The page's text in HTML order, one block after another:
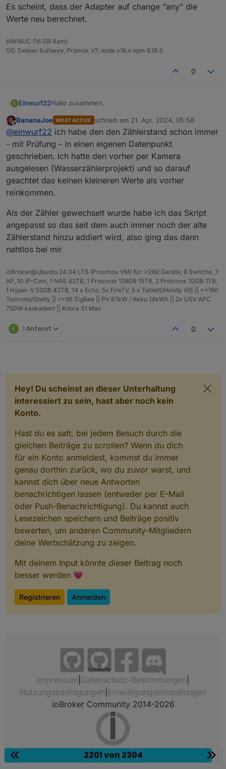
Es scheint, dass der Adapter auf change "any" die
Werte neu berechnet.
HW:NUC (16 GB Ram)
OS: Debian Bullseye, Promox V7, node v16.x npm 8.19.3
0
E Einwurf22Hallo zusammen,
was für möglichkeiten gibt es bei einem
Zählerwechsel, was muss genau angepasst
werden? Wenn die neuen Werte getrackert werden
dann erscheinen negative Werte und negativer
Kostenverbrauch.
LG
Offline
BananaJoe MOST ACTIVE schrieb am 21. Apr. 2024, 05:58
zuletzt editiert von
@einwurf22 ich habe den den Zählerstand schon immer
- mit Prüfung - in einen eigenen Datenpunkt
geschrieben. Ich hatte den vorher per Kamera
ausgelesen (Wasserzählerprojekt) und so darauf
geachtet das keinen kleineren Werte als vorher
reinkommen.
Als der Zähler gewechselt wurde habe ich das Skript
angepasst so das seit dem auch immer noch der alte
Zählerstand hinzu addiert wird, also ging das dann
nahtlos bei mir
ioBroker@Ubuntu 24.04 LTS (Proxmox VM) für: >260 Geräte, 6 Switche, 7
AP, 10 IP-Cam, 1 NAS 42TB, 1 Proxmox 128GB 15TB, 2 Proxmox 32GB 1TB,
1 Hyper-V 52GB 42TB, 14 x Echo, 5x FireTV, 5 x Tablett/Handy VIS || >=160
Tasmota/Shelly || >=95 ZigBee || PV 8.1kW / Akku 14kWh || 2x USV APC
750W kaskadiert || Kobra S1 Max
E 1 Antwort 0
Hey! Du scheinst an dieser Unterhaltung
interessiert zu sein, hast aber noch kein
Konto.
Hast du es satt, bei jedem Besuch durch die
gleichen Beiträge zu scrollen? Wenn du dich
für ein Konto anmeldest, kommst du immer
genau dorthin zurück, wo du zuvor warst, und
kannst dich über neue Antworten
benachrichtigen lassen (entweder per E-Mail
oder Push-Benachrichtigung). Du kannst auch
Lesezeichen speichern und Beiträge positiv
bewerten, um anderen Community-Mitgliedern
deine Wertschätzung zu zeigen.
Mit deinem Input könnte dieser Beitrag noch
besser werden 💗
Registrieren Anmelden
Community
Impressum Datenschutz-Bestimmungen
Nutzungsbedingungen Einwilligungseinstellungen
ioBroker Community 2014-2026
2201 von 2304